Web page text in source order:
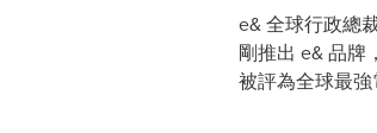
e& 全球行政總
剛推出 e& 品牌
被評為全球最